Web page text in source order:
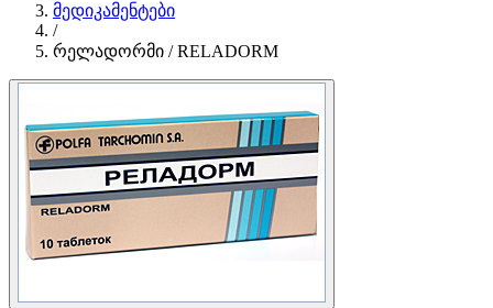
მედიკამენტები
/
რელადორმი / RELADORM